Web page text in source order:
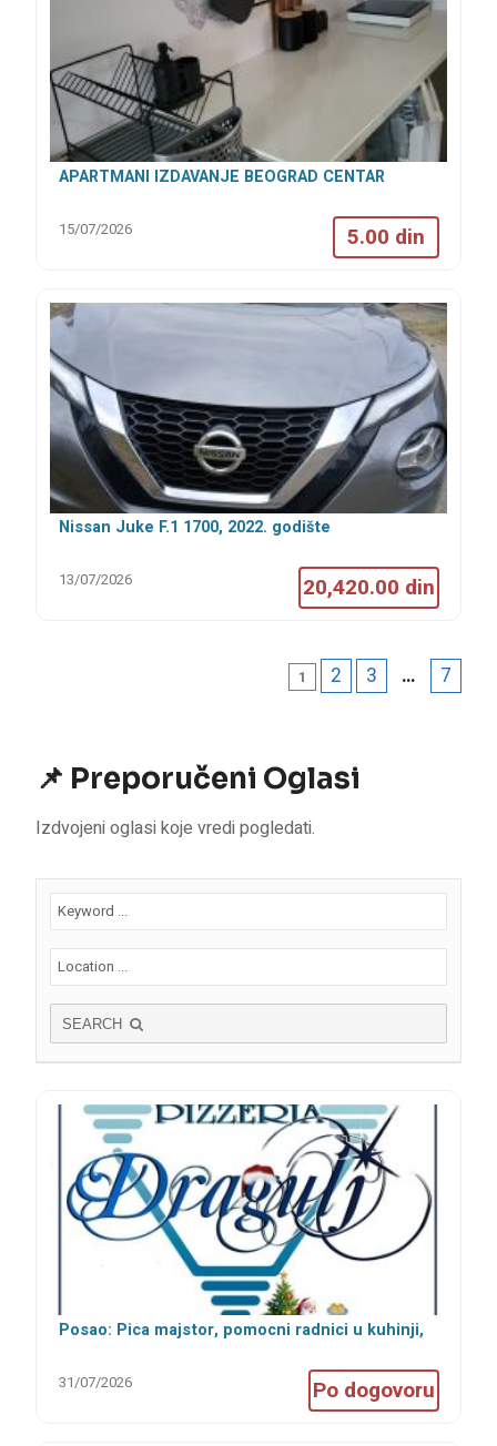
APARTMANI IZDAVANJE BEOGRAD CENTAR
15/07/2026 5.00 din
Nissan Juke F.1 1700, 2022. godište
13/07/2026 20,420.00 din
1 2 3 … 7
📌 Preporučeni Oglasi
Izdvojeni oglasi koje vredi pogledati.
SEARCH
Posao: Pica majstor, pomocni radnici u kuhinji,
31/07/2026 Po dogovoru